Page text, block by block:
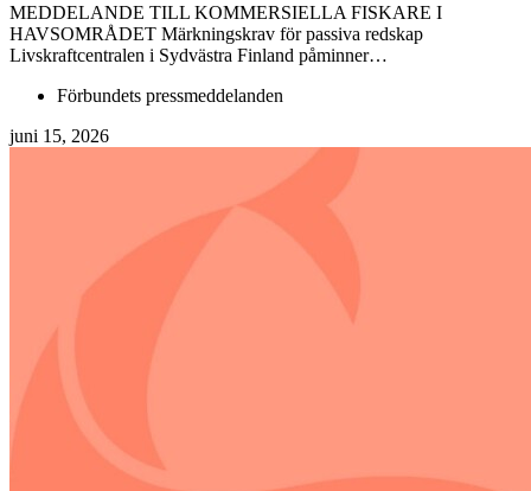
MEDDELANDE TILL KOMMERSIELLA FISKARE I
HAVSOMRÅDET Märkningskrav för passiva redskap
Livskraftcentralen i Sydvästra Finland påminner…
Förbundets pressmeddelanden
juni 15, 2026